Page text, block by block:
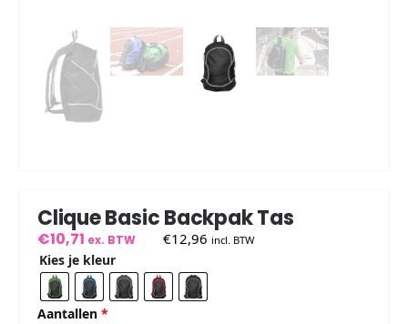
Clique Basic Backpak Tas
€10,71 ex. BTW €12,96 incl. BTW
Kies je kleur
Aantallen *